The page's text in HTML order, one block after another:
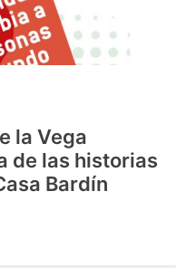
la Vega
de las historias
Bardín